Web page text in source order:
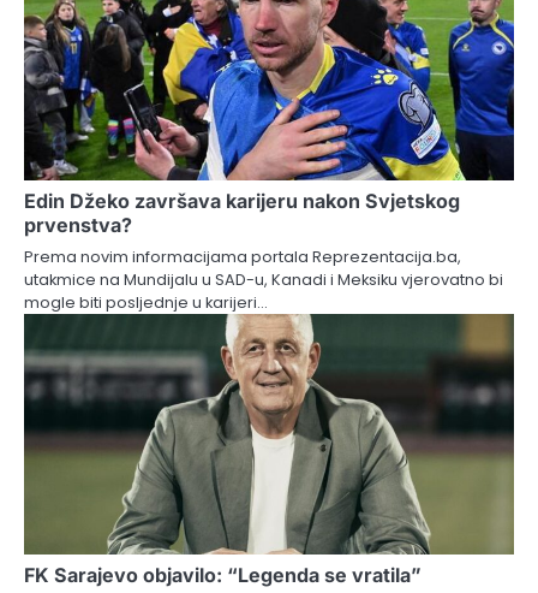
Edin Džeko završava karijeru nakon Svjetskog
prvenstva?
Prema novim informacijama portala Reprezentacija.ba,
utakmice na Mundijalu u SAD-u, Kanadi i Meksiku vjerovatno bi
mogle biti posljednje u karijeri…
FK Sarajevo objavilo: “Legenda se vratila”